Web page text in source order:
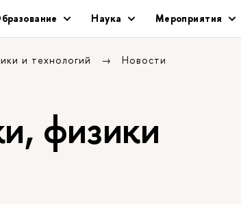
Наука Мероприятия
и технологий Новости
физики